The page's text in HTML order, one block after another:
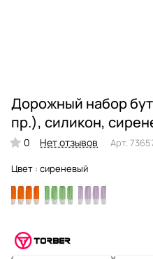
Дорожный набор
пр.), силикон,
0 Нет отзывов Арт.
Цвет : сиреневый